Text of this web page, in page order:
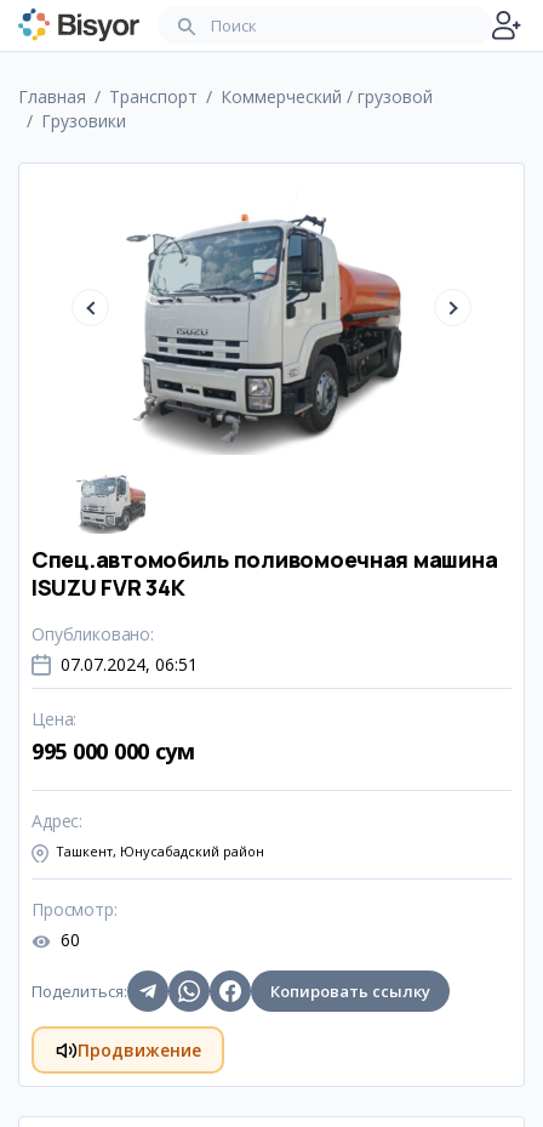
Главная Транспорт
Коммерческий / грузовой
Грузовики
Спец.автомобиль поливомоечная машина
ISUZU FVR 34K
Опубликовано:
07.07.2024, 06:51
Цена:
995 000 000 сум
Адрес:
Ташкент, Юнусабадский район
Просмотр:
60
Поделиться: Копировать ссылку
Продвижение